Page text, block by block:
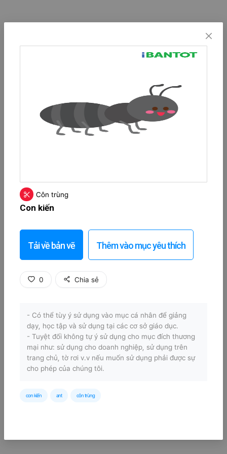
Côn trùng
Con kiến
Tải về bản vẽ Thêm vào mục yêu thích
0 Chia sẻ
- Có thể tùy ý sử dụng vào mục cá nhân để giảng
dạy, học tập và sử dụng tại các cơ sở giáo dục.
- Tuyệt đối không tự ý sử dụng cho mục đích thương
mại như: sử dụng cho doanh nghiệp, sử dụng trên
trang chủ, tờ rơi v.v nếu muốn sử dụng phải được sự
cho phép của chúng tôi.
con kiến ant côn trùng